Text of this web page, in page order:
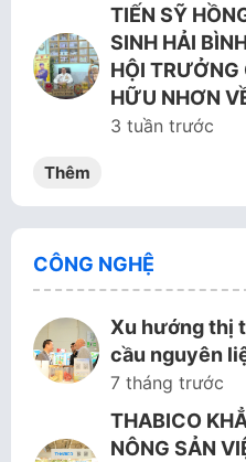
TIẾN SỸ
SINH HẢI
HỘI TRƯỞNG
HỮU NHƠN
3 tuần trước
Thêm
CÔNG NGHỆ
Xu hướng thị
cầu nguyên
7 tháng trước
THABICO
NÔNG SẢN